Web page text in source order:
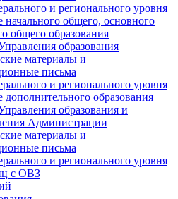
и регионального уровня
начального общего, основного
общего образования
образования
материалы и
письма
и регионального уровня
дополнительного образования
образования и
Администрации
материалы и
письма
и регионального уровня
с ОВЗ